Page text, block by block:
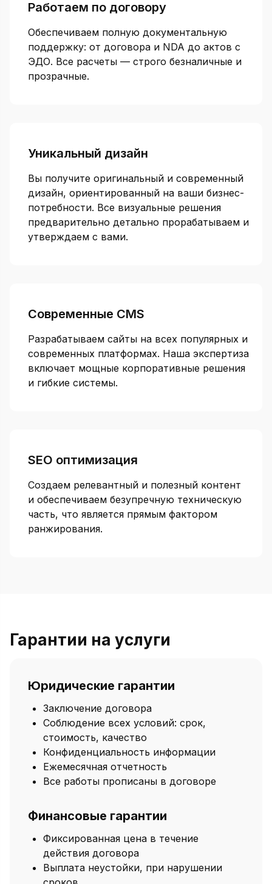
Работаем по договору
Обеспечиваем полную документальную
поддержку: от договора и NDA до актов с
ЭДО. Все расчеты — строго безналичные и
прозрачные.
Уникальный дизайн
Вы получите оригинальный и современный
дизайн, ориентированный на ваши бизнес-
потребности. Все визуальные решения
предварительно детально прорабатываем и
утверждаем с вами.
Современные CMS
Разрабатываем сайты на всех популярных и
современных платформах. Наша экспертиза
включает мощные корпоративные решения
и гибкие системы.
SEO оптимизация
Создаем релевантный и полезный контент
и обеспечиваем безупречную техническую
часть, что является прямым фактором
ранжирования.
Гарантии на услуги
Юридические гарантии
Заключение договора
Соблюдение всех условий: срок,
стоимость, качество
Конфиденциальность информации
Ежемесячная отчетность
Все работы прописаны в договоре
Финансовые гарантии
Фиксированная цена в течение
действия договора
Выплата неустойки, при нарушении